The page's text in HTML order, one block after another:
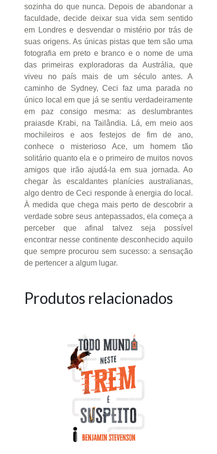
sozinha do que nunca. Depois de abandonar a
faculdade, decide deixar sua vida sem sentido
em Londres e desvendar o mistério por trás de
suas origens. As únicas pistas que tem são uma
fotografia em preto e branco e o nome de uma
das primeiras exploradoras da Austrália, que
viveu no país mais de um século antes. A
caminho de Sydney, Ceci faz uma parada no
único local em que já se sentiu verdadeiramente
em paz consigo mesma: as deslumbrantes
praiasde Krabi, na Tailândia. Lá, em meio aos
mochileiros e aos festejos de fim de ano,
conhece o misterioso Ace, um homem tão
solitário quanto ela e o primeiro de muitos novos
amigos que irão ajudá-la em sua jornada. Ao
chegar às escaldantes planícies australianas,
algo dentro de Ceci responde à energia do local.
À medida que chega mais perto de descobrir a
verdade sobre seus antepassados, ela começa a
perceber que afinal talvez seja possível
encontrar nesse continente desconhecido aquilo
que sempre procurou sem sucesso: a sensação
de pertencer a algum lugar.
Produtos relacionados